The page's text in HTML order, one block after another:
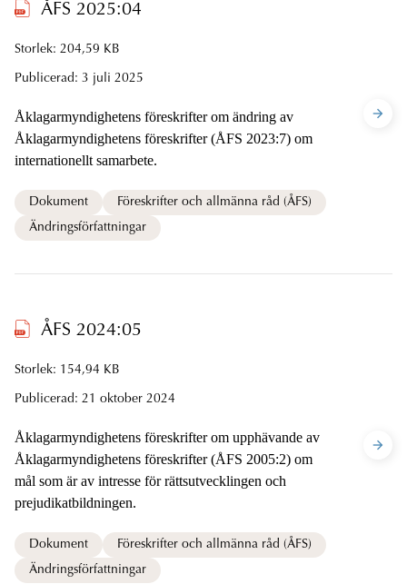
ÅFS 2025:04
Storlek: 204,59 KB
Publicerad: 3 juli 2025
Åklagarmyndighetens föreskrifter om ändring av
Åklagarmyndighetens föreskrifter (ÅFS 2023:7) om
internationellt samarbete.
Dokument
Föreskrifter och allmänna råd (ÅFS)
Ändringsförfattningar
ÅFS 2024:05
Storlek: 154,94 KB
Publicerad: 21 oktober 2024
Åklagarmyndighetens föreskrifter om upphävande av
Åklagarmyndighetens föreskrifter (ÅFS 2005:2) om
mål som är av intresse för rättsutvecklingen och
prejudikatbildningen.
Dokument
Föreskrifter och allmänna råd (ÅFS)
Ändringsförfattningar